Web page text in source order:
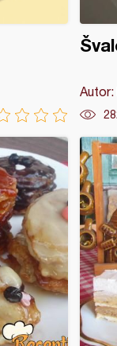
Autor: